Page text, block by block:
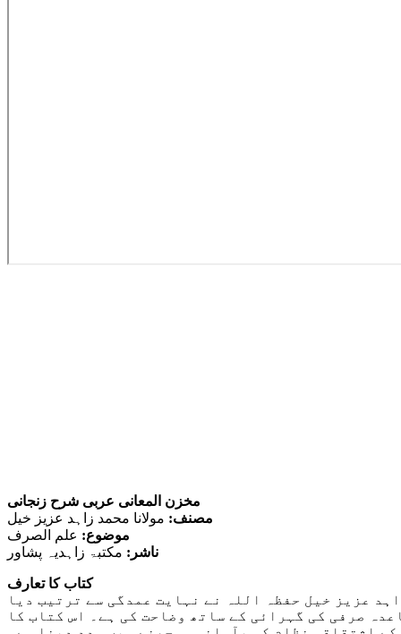
مخزن المعانی عربی شرح زنجانی
مصنف: مولانا محمد زاہد عزیز خیل
موضوع: علم الصرف
ناشر: مکتبۃ زاہدیہ پشاور
کتاب کا تعارف
عزیز خیل حفظہ اللہ نے نہایت عمدگی سے ترتیب دیا
صرفی کی گہرائی کے ساتھ وضاحت کی ہے۔ اس کتاب کا